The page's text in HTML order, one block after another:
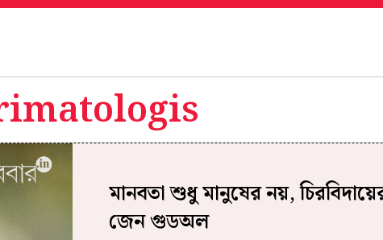
মানবতা শুধু মানুষের নয়,
জেন গুডঅল